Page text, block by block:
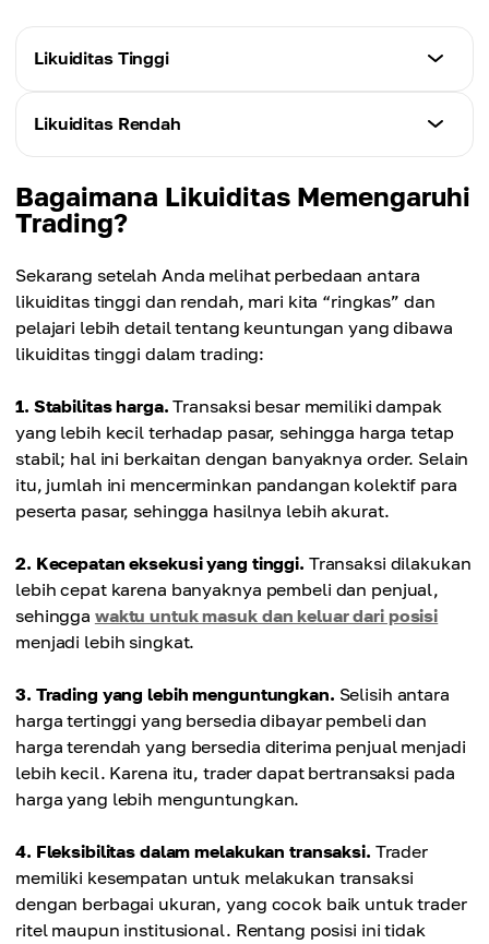
Likuiditas Tinggi
Slippage
Kecepatan transaksi
Minimal karena jumlah order yang besar, termasuk
Komisi
Cepat karena banyak peserta yang siap melakukan
transaksi.
Analisis pasar
Rendah karena spread yang lebih kecil.
Harga mudah ditentukan karena banyaknya
Likuiditas Rendah
Lebih volatil karena adanya transaksi besar di
antara sedikit peserta pasar.
Kecepatan transaksi
Lebih tinggi karena order besar dieksekusi tidak
pada harga yang diharapkan.
Komisi
Lambat karena harus mencari pembeli dan penjual,
yang dapat memperlambat transaksi.
Analisis pasar
Harga tidak selalu mencerminkan nilai sebenarnya
dari aset karena perbedaan antar trader dan jumlah
transaksi yang sedikit.
Bagaimana Likuiditas Memengaruhi
Trading?
Sekarang setelah Anda melihat perbedaan antara
likuiditas tinggi dan rendah, mari kita “ringkas” dan
pelajari lebih detail tentang keuntungan yang dibawa
likuiditas tinggi dalam trading:
1. Stabilitas harga. Transaksi besar memiliki dampak
yang lebih kecil terhadap pasar, sehingga harga tetap
stabil; hal ini berkaitan dengan banyaknya order. Selain
itu, jumlah ini mencerminkan pandangan kolektif para
peserta pasar, sehingga hasilnya lebih akurat.
2. Kecepatan eksekusi yang tinggi. Transaksi dilakukan
lebih cepat karena banyaknya pembeli dan penjual,
sehingga waktu untuk masuk dan keluar dari posisi
menjadi lebih singkat.
3. Trading yang lebih menguntungkan. Selisih antara
harga tertinggi yang bersedia dibayar pembeli dan
harga terendah yang bersedia diterima penjual menjadi
lebih kecil. Karena itu, trader dapat bertransaksi pada
harga yang lebih menguntungkan.
4. Fleksibilitas dalam melakukan transaksi. Trader
memiliki kesempatan untuk melakukan transaksi
dengan berbagai ukuran, yang cocok baik untuk trader
ritel maupun institusional. Rentang posisi ini tidak